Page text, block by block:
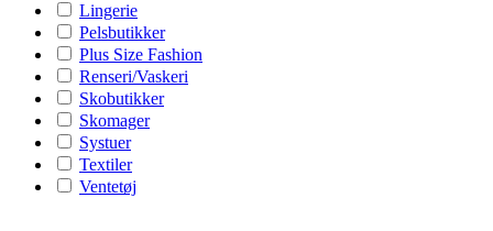
Lingerie
Pelsbutikker
Plus Size Fashion
Renseri/Vaskeri
Skobutikker
Skomager
Systuer
Textiler
Ventetøj